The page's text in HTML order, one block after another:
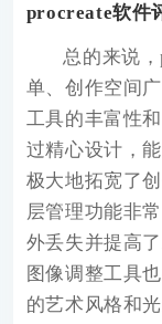
procreate软件
总的来说
单、创作空间
工具的丰富性
过精心设计，
极大地拓宽了
层管理功能非
外丢失并提高
图像调整工具
的艺术风格和